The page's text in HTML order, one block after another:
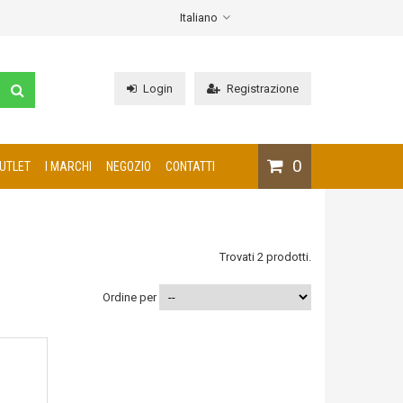
Italiano
Login Registrazione
0
I MARCHI NEGOZIO CONTATTI
Trovati 2 prodotti.
Ordine per